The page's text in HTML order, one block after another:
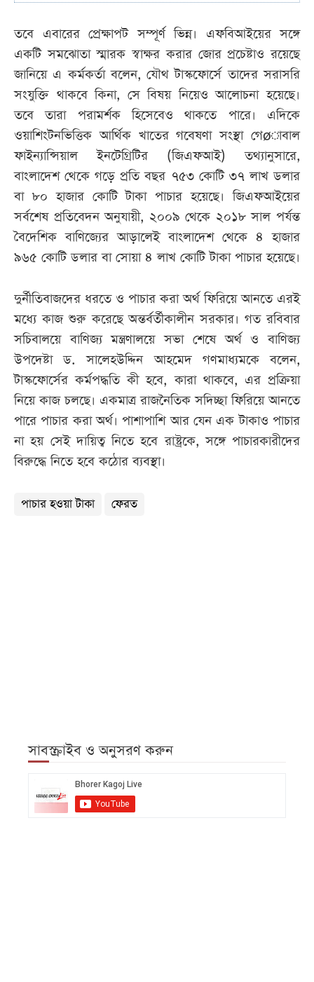
তবে এবারের প্রেক্ষাপট সম্পূর্ণ ভিন্ন। এফবিআইয়ের সঙ্গে
একটি সমঝোতা স্মারক স্বাক্ষর করার জোর প্রচেষ্টাও রয়েছে
জানিয়ে এ কর্মকর্তা বলেন, যৌথ টাস্কফোর্সে তাদের সরাসরি
সংযুক্তি থাকবে কিনা, সে বিষয় নিয়েও আলোচনা হয়েছে।
তবে তারা পরামর্শক হিসেবেও থাকতে পারে। এদিকে
ওয়াশিংটনভিত্তিক আর্থিক খাতের গবেষণা সংস্থা গেøাবাল
ফাইন্যান্সিয়াল ইনটেগ্রিটির (জিএফআই) তথ্যানুসারে,
বাংলাদেশ থেকে গড়ে প্রতি বছর ৭৫৩ কোটি ৩৭ লাখ ডলার
বা ৮০ হাজার কোটি টাকা পাচার হয়েছে। জিএফআইয়ের
সর্বশেষ প্রতিবেদন অনুযায়ী, ২০০৯ থেকে ২০১৮ সাল পর্যন্ত
বৈদেশিক বাণিজ্যের আড়ালেই বাংলাদেশ থেকে ৪ হাজার
৯৬৫ কোটি ডলার বা সোয়া ৪ লাখ কোটি টাকা পাচার হয়েছে।
দুর্নীতিবাজদের ধরতে ও পাচার করা অর্থ ফিরিয়ে আনতে এরই
মধ্যে কাজ শুরু করেছে অন্তর্বর্তীকালীন সরকার। গত রবিবার
সচিবালয়ে বাণিজ্য মন্ত্রণালয়ে সভা শেষে অর্থ ও বাণিজ্য
উপদেষ্টা ড. সালেহউদ্দিন আহমেদ গণমাধ্যমকে বলেন,
টাস্কফোর্সের কর্মপদ্ধতি কী হবে, কারা থাকবে, এর প্রক্রিয়া
নিয়ে কাজ চলছে। একমাত্র রাজনৈতিক সদিচ্ছা ফিরিয়ে আনতে
পারে পাচার করা অর্থ। পাশাপাশি আর যেন এক টাকাও পাচার
না হয় সেই দায়িত্ব নিতে হবে রাষ্ট্রকে, সঙ্গে পাচারকারীদের
বিরুদ্ধে নিতে হবে কঠোর ব্যবস্থা।
পাচার হওয়া টাকা ফেরত
সাবস্ক্রাইব ও অনুসরণ করুন